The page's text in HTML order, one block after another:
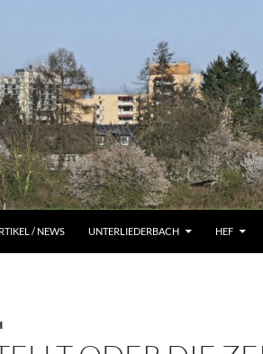
/ NEWS UNTERLIEDERBACH HEF